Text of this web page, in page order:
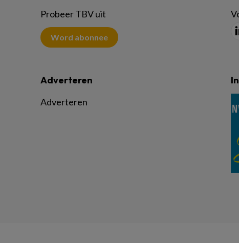
Probeer TBV uit
Word abonnee
Adverteren
Adverteren